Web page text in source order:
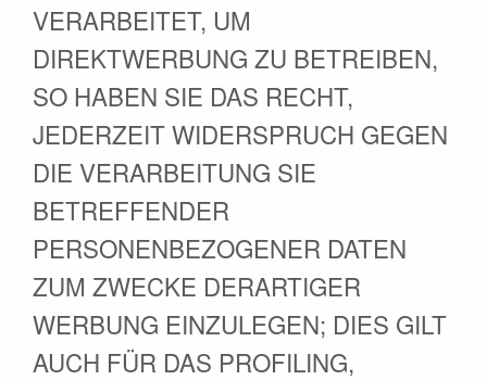
VERARBEITET, UM
DIREKTWERBUNG ZU BETREIBEN,
SO HABEN SIE DAS RECHT,
JEDERZEIT WIDERSPRUCH GEGEN
DIE VERARBEITUNG SIE
BETREFFENDER
PERSONENBEZOGENER DATEN
ZUM ZWECKE DERARTIGER
WERBUNG EINZULEGEN; DIES GILT
AUCH FÜR DAS PROFILING,